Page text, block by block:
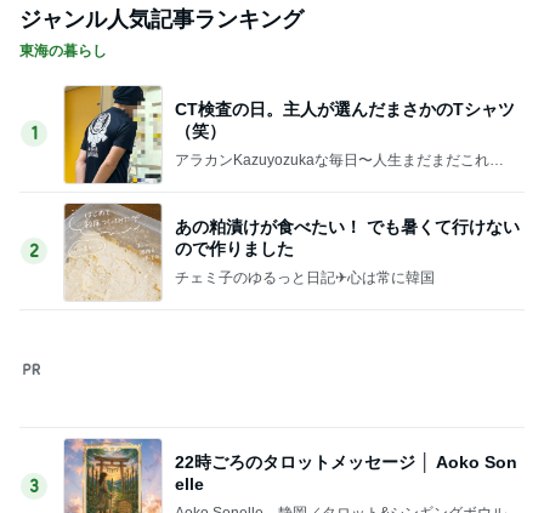
1
（笑）
2
あの粕漬けが食べたい！ でも暑くて行けない
ので作りました
チェミ子のゆるっと日記✈︎心は常に韓国
3
4
VIVANT 聖地巡礼